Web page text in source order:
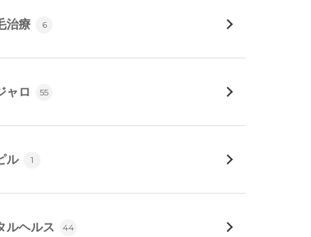
治療 6
ャロ 55
ル 1
ルヘルス 44